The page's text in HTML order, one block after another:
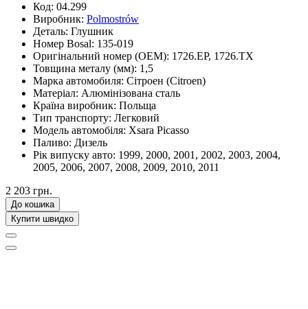
Код: 04.299
Виробник: Polmostrów
Деталь: Глушник
Номер Bosal: 135-019
Оригінальний номер (OEM): 1726.EP, 1726.TX
Товщина металу (мм): 1,5
Марка автомобиля: Сітроен (Citroen)
Матеріал: Алюмінізована сталь
Країна виробник: Польща
Тип транспорту: Легковий
Модель автомобіля: Xsara Picasso
Паливо: Дизель
Рік випуску авто: 1999, 2000, 2001, 2002, 2003, 2004,
2005, 2006, 2007, 2008, 2009, 2010, 2011
2 203 грн.
До кошика
Купити швидко